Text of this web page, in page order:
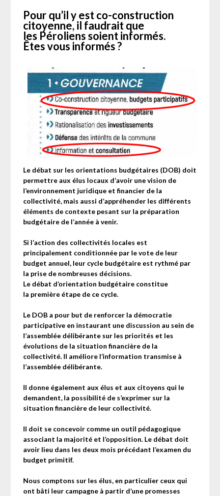
Pour qu’il y est co-construction
citoyenne, il faudrait que
les Péroliens soient informés.
Êtes vous informés ?
Le débat sur les orientations budgétaires (DOB) doit
permettre aux élus locaux d’avoir une vision de
l’environnement juridique et financier de la
collectivité, mais aussi d’appréhender les différents
éléments de contexte pesant sur la préparation
budgétaire de l’année à venir.
Si l’action des collectivités locales est
principalement conditionnée par le vote de leur
budget annuel, leur cycle budgétaire est rythmé par
la prise de nombreuses décisions.
Le débat d’orientation budgétaire constitue
la première étape de ce cycle.
Le DOB a pour but de renforcer la démocratie
participative en instaurant une discussion au sein de
l’assemblée délibérante sur les priorités et les
évolutions de la situation financière de la
collectivité. Il améliore l’information transmise à
l’assemblée délibérante.
Il donne également aux élus et aux citoyens qui le
demandent, la possibilité de s’exprimer sur la
situation financière de leur collectivité.
Il doit se concevoir comme un outil pédagogique
associant la majorité et l’opposition. Le débat doit
avoir lieu dans les deux mois précédant l’examen du
budget primitif.
Nous comptons sur les élus, en particulier ceux qui
ont bâti leur campagne à partir d’une promesses